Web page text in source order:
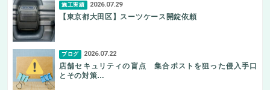
施工実績 2026.07.29
【東京都大田区】スーツケース開錠依頼
ブログ 2026.07.22
店舗セキュリティの盲点 集合ポストを狙った侵入手口
とその対策…